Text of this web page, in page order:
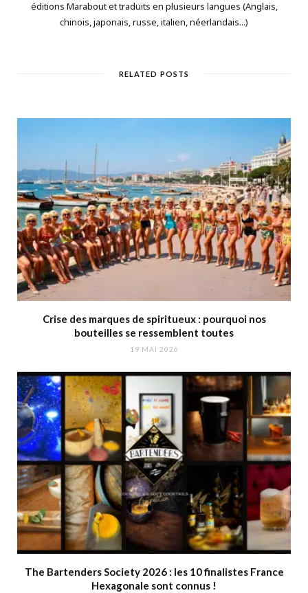
éditions Marabout et traduits en plusieurs langues (Anglais,
chinois, japonais, russe, italien, néerlandais...)
RELATED POSTS
Crise des marques de spiritueux : pourquoi nos
bouteilles se ressemblent toutes
19 MAI 2026
The Bartenders Society 2026 : les 10 finalistes France
Hexagonale sont connus !